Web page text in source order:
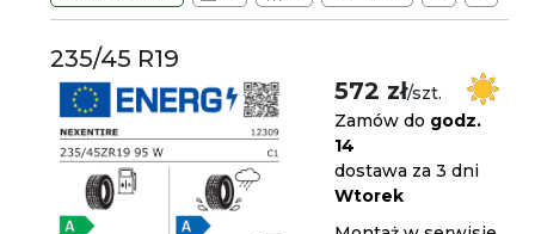
235/45 R19
572 zł/szt.
Zamów do godz.
14
dostawa za 3 dni
Wtorek